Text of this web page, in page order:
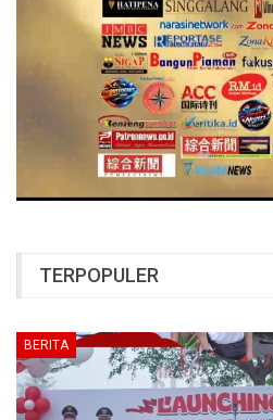
TERPOPULER
BERITA